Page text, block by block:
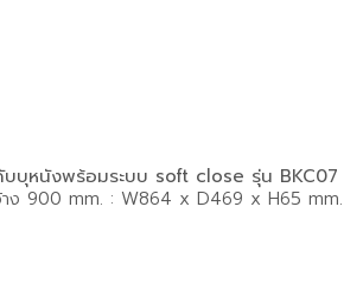
บบุหนังพร้อมระบบ soft close รุ่น BKC07
าง 900 mm. : W864 x D469 x H65 mm.